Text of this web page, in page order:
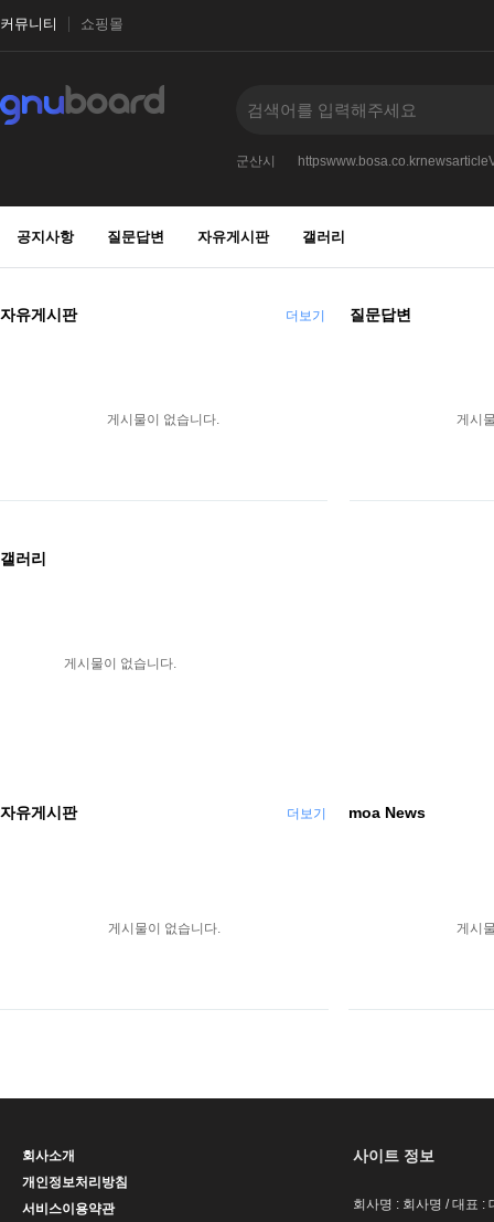
커뮤니티 쇼핑몰
군산시
공지사항 질문답변 자유게시판 갤러리
자유게시판
게시물이 없습니다.
더보기 질문답변
게시
갤러리
게시물이 없습니다.
자유게시판
게시물이 없습니다.
더보기 moa News
게시
회사소개
개인정보처리방침
서비스이용약관
사이트 정보
회사명 : 회사명 / 대표 :